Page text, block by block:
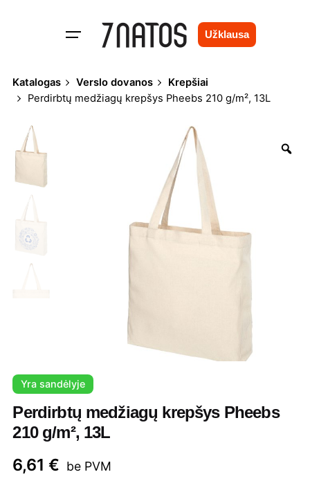
Užklausa
Katalogas Verslo dovanos
Krepšiai
Perdirbtų medžiagų krepšys Pheebs 210 g/m², 13L
Yra sandėlyje
Perdirbtų medžiagų krepšys Pheebs
210 g/m², 13L
6,61€ be PVM